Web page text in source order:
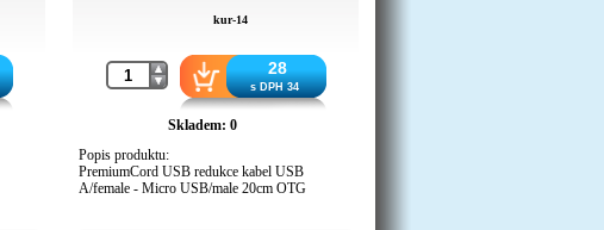
kur-14
28
s DPH 34
Skladem: 0
Popis produktu:
PremiumCord USB redukce kabel USB
A/female - Micro USB/male 20cm OTG